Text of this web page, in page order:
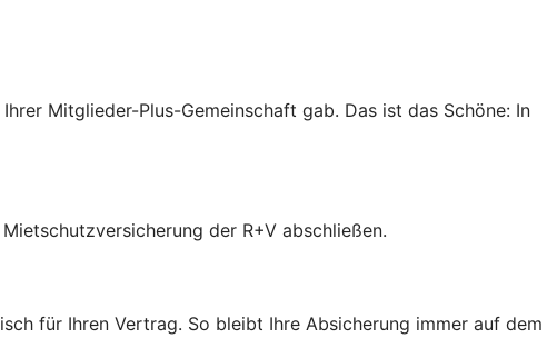
Mitglieder-Plus-Gemeinschaft gab. Das ist das Schöne: In
der R+V abschließen.
für Ihren Vertrag. So bleibt Ihre Absicherung immer auf dem